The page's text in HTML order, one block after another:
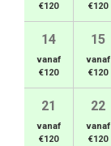
€120
€120
14
vanaf
€120
15
vanaf
€120
21
vanaf
€120
22
vanaf
€120